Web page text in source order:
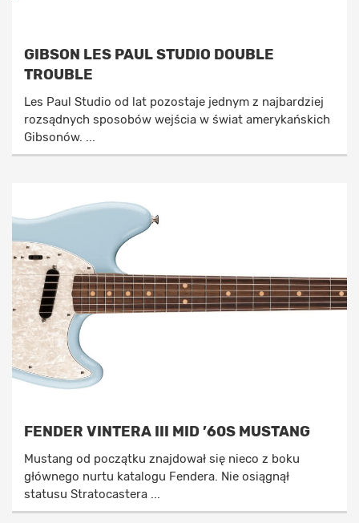
GIBSON LES PAUL STUDIO DOUBLE
TROUBLE
Les Paul Studio od lat pozostaje jednym z najbardziej
rozsądnych sposobów wejścia w świat amerykańskich
Gibsonów. ...
FENDER VINTERA III MID ’60S MUSTANG
Mustang od początku znajdował się nieco z boku
głównego nurtu katalogu Fendera. Nie osiągnął
statusu Stratocastera ...